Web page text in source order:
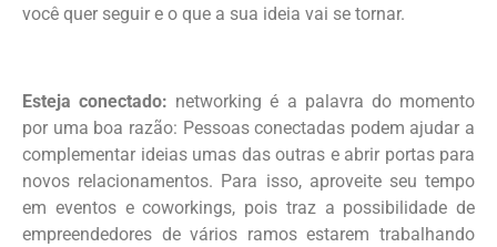
você quer seguir e o que a sua ideia vai se tornar.
Esteja conectado: networking é a palavra do momento
por uma boa razão: Pessoas conectadas podem ajudar a
complementar ideias umas das outras e abrir portas para
novos relacionamentos. Para isso, aproveite seu tempo
em eventos e coworkings, pois traz a possibilidade de
empreendedores de vários ramos estarem trabalhando